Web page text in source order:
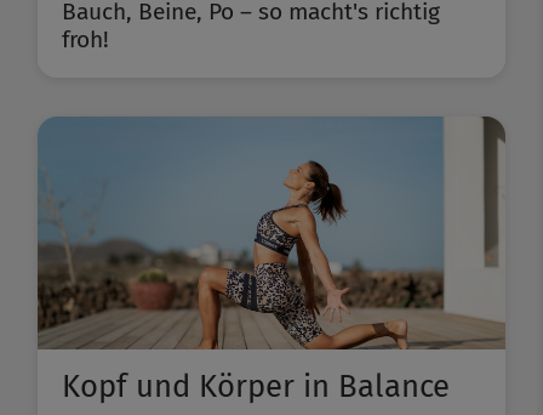
Bauch, Beine, Po – so macht's richtig
froh!
Kopf und Körper in Balance